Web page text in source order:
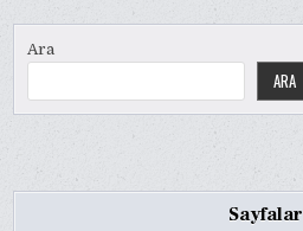
Ara
ARA
Sayfalar